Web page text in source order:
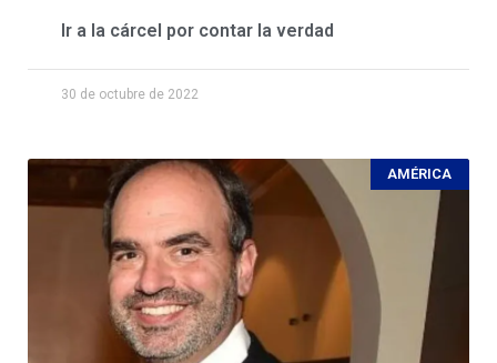
Ir a la cárcel por contar la verdad
30 de octubre de 2022
AMÉRICA